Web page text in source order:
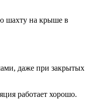
шахту на крыше в
даже при закрытых
работает хорошо.